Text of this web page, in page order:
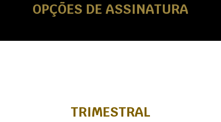
OPÇÕES DE ASSINATURA
TRIMESTRAL